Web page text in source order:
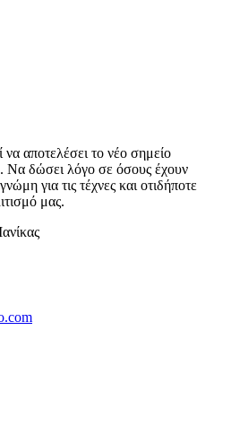
αποτελέσει το νέο σημείο
Να δώσει λόγο σε όσους έχουν
για τις τέχνες και οτιδήποτε
μας.